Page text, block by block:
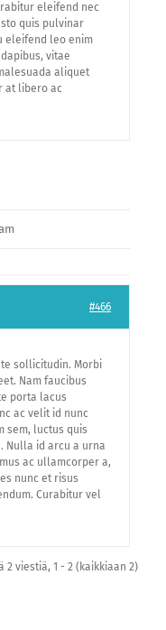
eleifend nec
quis pulvinar
eleifend leo enim
vitae
aliquet
at libero ac
#466
sollicitudin. Morbi
Nam faucibus
porta lacus
ac velit id nunc
sem, luctus quis
Nulla id arcu a urna
ac ullamcorper a,
nunc et risus
Curabitur vel
2 viestiä, 1 - 2 (kaikkiaan 2)